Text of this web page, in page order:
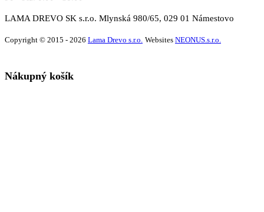
LAMA DREVO SK s.r.o. Mlynská 980/65, 029 01 Námestovo
Copyright © 2015 - 2026 Lama Drevo s.r.o. Websites NEONUS.s.r.o.
Nákupný košík